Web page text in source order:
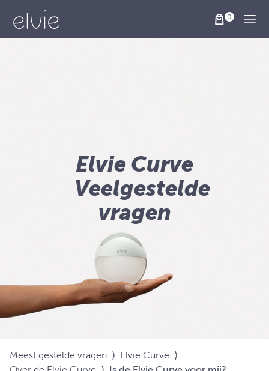
Elvie Curve
Veelgestelde
vragen
Meest gestelde vragen ⟩ Elvie Curve ⟩